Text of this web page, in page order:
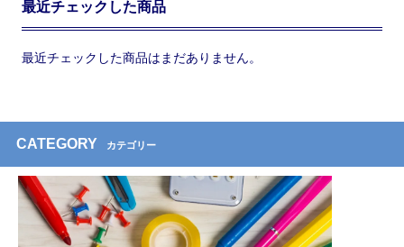
最近チェックした商品
最近チェックした商品はまだありません。
CATEGORY カテゴリー